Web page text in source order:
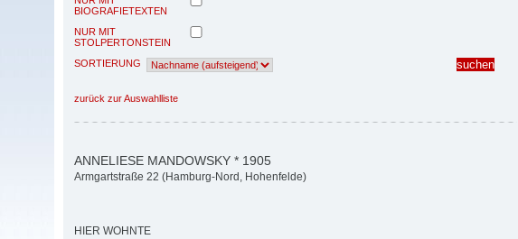
BIOGRAFIETEXTEN
NUR MIT
STOLPERTONSTEIN
SORTIERUNG
zurück zur Auswahlliste
ANNELIESE MANDOWSKY * 1905
Armgartstraße 22 (Hamburg-Nord, Hohenfelde)
HIER WOHNTE